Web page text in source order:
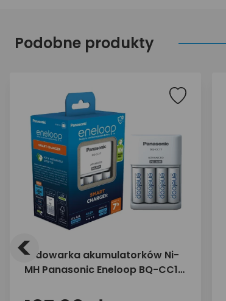
Podobne produkty
Ładowarka akumulatorków Ni-
MH Panasonic Eneloop BQ-CC17
<